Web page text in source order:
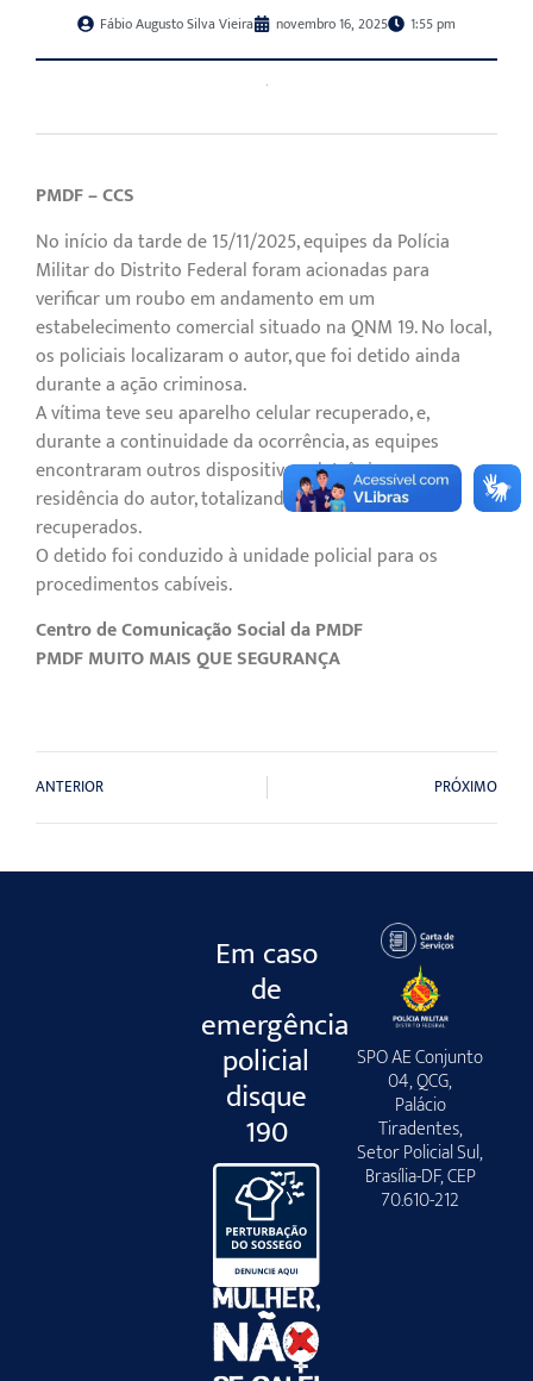
Fábio Augusto Silva Vieira novembro 16, 2025 1:55 pm
PMDF – CCS
No início da tarde de 15/11/2025, equipes da Polícia
Militar do Distrito Federal foram acionadas para
verificar um roubo em andamento em um
estabelecimento comercial situado na QNM 19. No local,
os policiais localizaram o autor, que foi detido ainda
durante a ação criminosa.
A vítima teve seu aparelho celular recuperado, e,
durante a continuidade da ocorrência, as equipes
encontraram outros dispositivos eletrônicos na
residência do autor, totalizando oito celulares
recuperados.
O detido foi conduzido à unidade policial para os
procedimentos cabíveis.
Centro de Comunicação Social da PMDF
PMDF MUITO MAIS QUE SEGURANÇA
ANTERIOR PRÓXIMO
Em caso
de
emergência
policial
disque
190
SPO AE Conjunto
04, QCG,
Palácio
Tiradentes,
Setor Policial Sul,
Brasília-DF, CEP
70.610-212